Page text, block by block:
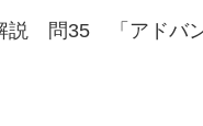
問35 「アドバン